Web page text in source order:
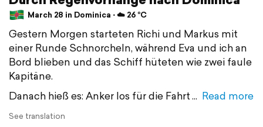
March 28 in Dominica ⋅ ☁️ 26 °C
Gestern Morgen starteten Richi und Markus mit
einer Runde Schnorcheln, während Eva und ich an
Bord blieben und das Schiff hüteten wie zwei faule
Kapitäne.
Danach hieß es: Anker los für die Fahrt
Read more
See translation